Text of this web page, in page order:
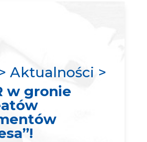
Aktualności >
w gronie